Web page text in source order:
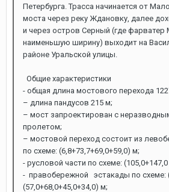
Петербурга. Трасса начинается от
моста через реку Ждановку, далее
и через остров Серный (где
наименьшую ширину) выходит на
районе Уральской улицы.
Общие характеристики
- общая длина мостового перехода
– длина пандусов 215 м;
– мост запроектирован с
пролетом;
– мостовой переход состоит из
по схеме: (6,8+73,7+69,0+59,0) м;
- русловой части по схеме:
- правобережной эстакады по схеме:
(57,0+68,0+45,0+34,0) м;